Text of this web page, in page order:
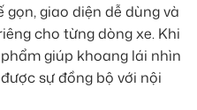
giao diện dễ dùng và
cho từng dòng xe. Khi
giúp khoang lái nhìn
sự đồng bộ với nội